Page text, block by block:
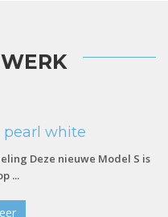
pearl white
Deze nieuwe Model S is
...